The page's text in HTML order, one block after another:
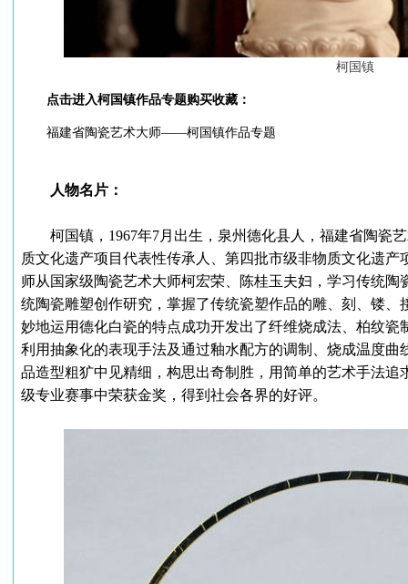
柯国镇
点击进入柯国镇作品专题购买收藏：
福建省陶瓷艺术大师——柯国镇作品专题
人物名片：
柯国镇，1967年7月出生，泉州德化县人，福建省陶瓷
质文化遗产项目代表性传承人、第四批市级非物质文化遗产
师从国家级陶瓷艺术大师柯宏荣、陈桂玉夫妇，学习传统
统陶瓷雕塑创作研究，掌握了传统瓷塑作品的雕、刻、镂
妙地运用德化白瓷的特点成功开发出了纤维烧成法、柏纹
利用抽象化的表现手法及通过釉水配方的调制、烧成温度
品造型粗犷中见精细，构思出奇制胜，用简单的艺术手法
级专业赛事中荣获金奖，得到社会各界的好评。